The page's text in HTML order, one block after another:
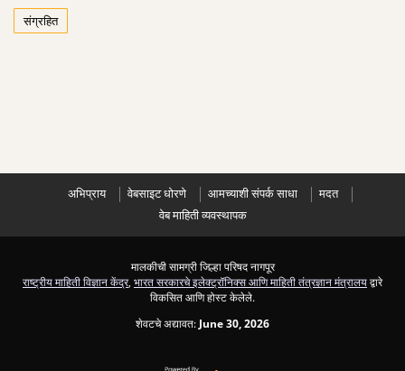
संग्रहित
अभिप्राय वेबसाइट धोरणे आमच्याशी संपर्क साधा
मदत
वेब माहिती व्यवस्थापक
मालकीची सामग्री जिल्हा परिषद नागपूर
राष्ट्रीय माहिती विज्ञान केंद्र, भारत सरकारचे इलेक्ट्रॉनिक्स आणि माहिती तंत्रज्ञान मंत्रालयद्वारे
विकसित आणि होस्ट केलेले.
शेवटचे अद्यावत: June 30, 2026